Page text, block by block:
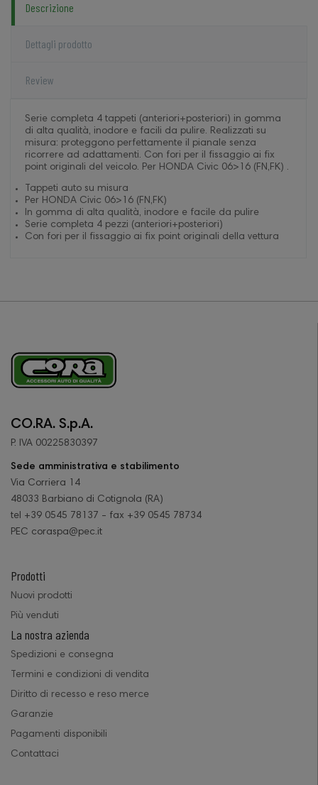
Descrizione
Dettagli prodotto
Review
Serie completa 4 tappeti (anteriori+posteriori) in gomma
di alta qualità, inodore e facili da pulire. Realizzati su
misura: proteggono perfettamente il pianale senza
ricorrere ad adattamenti. Con fori per il fissaggio ai fix
point originali del veicolo. Per HONDA Civic 06>16 (FN,FK) .
Tappeti auto su misura
Per HONDA Civic 06>16 (FN,FK)
In gomma di alta qualità, inodore e facile da pulire
Serie completa 4 pezzi (anteriori+posteriori)
Con fori per il fissaggio ai fix point originali della vettura
CO.RA. S.p.A.
P. IVA 00225830397
Sede amministrativa e stabilimento
Via Corriera 14
48033 Barbiano di Cotignola (RA)
tel +39 0545 78137 - fax +39 0545 78734
PEC coraspa@pec.it
Prodotti
Nuovi prodotti
Più venduti
La nostra azienda
Spedizioni e consegna
Termini e condizioni di vendita
Diritto di recesso e reso merce
Garanzie
Pagamenti disponibili
Contattaci